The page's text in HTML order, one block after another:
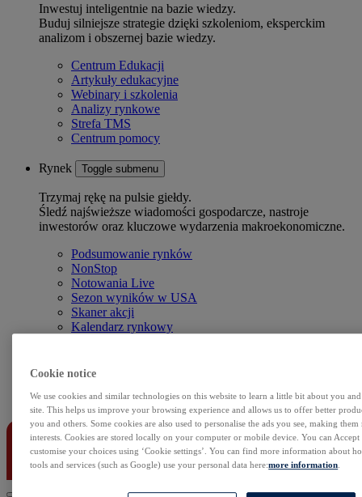
Inwestuj inteligentnie na bazie wiedzy.
Buduj silniejsze strategie dzięki szkoleniom, eksperckim
analizom i obszernej bazie wiedzy.
Centrum Edukacji
Artykuły edukacyjne
Webinary i szkolenia
Analizy rynkowe
Strefa TMS
Centrum pomocy
Rynek Toggle submenu
Trzymaj rękę na pulsie giełdy.
Śledź najświeższe wiadomości gospodarcze, nastroje
inwestorów oraz kluczowe wydarzenia makroekonomiczne.
Podsumowanie rynków
NonStop
Notowania Live
Sezon wyników w USA
Skaner akcji
Kalendarz rynkowy
Rolowania
Kontakt
Cookie notice
We use cookies and similar technologies on this website to learn a little bit about you
site. This helps us improve your browsing experience and allows us to offer better
you and others. Some cookies are also used to personalise the ads you see, making
interests. Cookies are stored locally on your computer or mobile device. You can
customise your choices using ‘Cookie settings’. You can find more information about
tools and services (such as Google) use your personal data here:more information.